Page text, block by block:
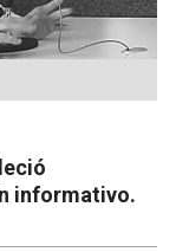
informativo.